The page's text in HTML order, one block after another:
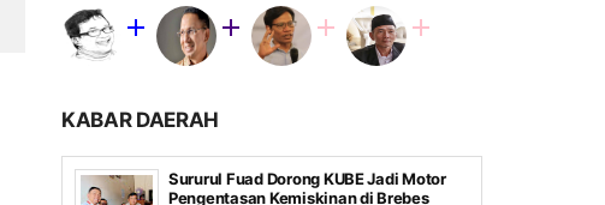
KABAR DAERAH
Sururul Fuad Dorong KUBE Jadi Motor
Pengentasan Kemiskinan di Brebes